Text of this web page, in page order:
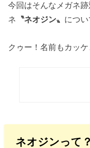
今回はそんなメガネ
ネ 〝ネオジン〟 につい
クゥー！名前もカッケ
ネオジンって？